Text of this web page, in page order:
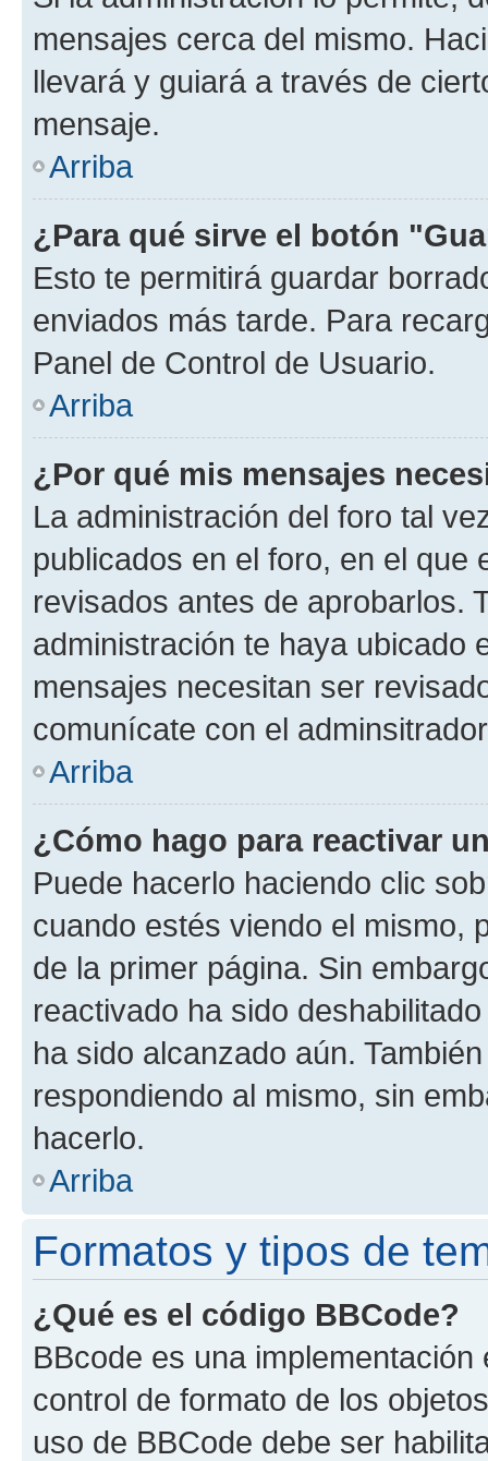
mensajes cerca del mismo.
llevará y guiará a través de
mensaje.
Arriba
¿Para qué sirve el botón
Esto te permitirá guardar
enviados más tarde. Para
Panel de Control de Usuario.
Arriba
¿Por qué mis mensajes
La administración del foro tal
publicados en el foro, en el
revisados antes de aprobarlos.
administración te haya ubicado
mensajes necesitan ser
comunícate con el
Arriba
¿Cómo hago para reactivar
Puede hacerlo haciendo clic
cuando estés viendo el mismo,
de la primer página. Sin
reactivado ha sido
ha sido alcanzado aún.
respondiendo al mismo, sin
hacerlo.
Arriba
Formatos y tipos de
¿Qué es el código BBCode?
BBcode es una
control de formato de los
uso de BBCode debe ser